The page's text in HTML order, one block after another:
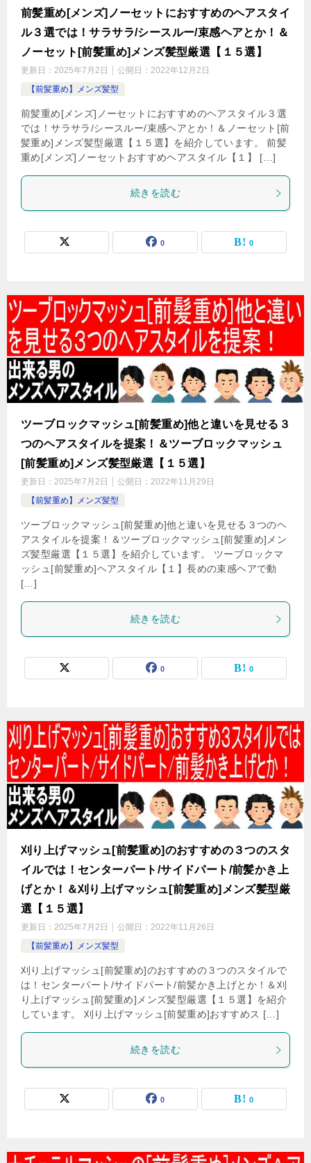
前髪重め[メンズ]ノーセットにおすすめのヘアスタイ
ル３選では！サラサラ/シースルー/束感ヘアとか！＆
ノーセット[前髪重め]メンズ髪型厳選【１５選】
更新日： 2025年7月2日 公開日： 2022年12月2日
【前髪重め】メンズ髪型
前髪重め[メンズ]ノーセットにおすすめのヘアスタイル３選
では！サラサラ/シースルー/束感ヘアとか！＆ノーセット[前
髪重め]メンズ髪型厳選【１５選】を紹介しています。 前髪
重め[メンズ]ノーセットおすすめヘアスタイル【１】 […]
続きを読む
0 0
ツーブロックマッシュ[前髪重め]他と違いを見せる３
つのヘアスタイルを提案！＆ツーブロックマッシュ
[前髪重め]メンズ髪型厳選【１５選】
更新日： 2025年7月2日 公開日： 2022年11月29日
【前髪重め】メンズ髪型
ツーブロックマッシュ[前髪重め]他と違いを見せる３つのヘ
アスタイルを提案！＆ツーブロックマッシュ[前髪重め]メン
ズ髪型厳選【１５選】を紹介しています。 ツーブロックマ
ッシュ[前髪重め]ヘアスタイル【１】長めの束感ヘアで動
[…]
続きを読む
0 0
刈り上げマッシュ[前髪重め]のおすすめの３つのスタ
イルでは！センターパート/サイドパート/前髪かき上
げとか！＆刈り上げマッシュ[前髪重め]メンズ髪型厳
選【１５選】
更新日： 2025年7月2日 公開日： 2022年11月26日
【前髪重め】メンズ髪型
刈り上げマッシュ[前髪重め]のおすすめの３つのスタイルで
は！センターパート/サイドパート/前髪かき上げとか！＆刈
り上げマッシュ[前髪重め]メンズ髪型厳選【１５選】を紹介
しています。 刈り上げマッシュ[前髪重め]おすすめス […]
続きを読む
0 0